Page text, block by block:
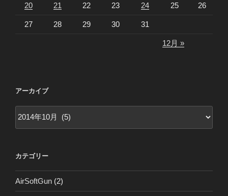
20 21 22 23 24 25 26
27 28 29 30 31
12月 »
アーカイブ
ブ
カテゴリー
AirSoftGun (2)